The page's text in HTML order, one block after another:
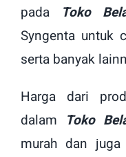
pada Toko
Syngenta untuk
serta banyak
Harga dari
dalam Toko
murah dan